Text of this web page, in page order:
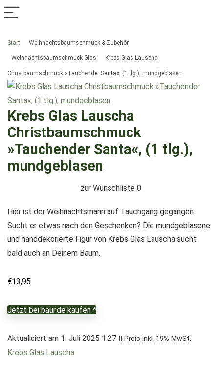
Start Weihnachtsbaumschmuck & Zubehör
Weihnachtsbaumschmuck Glas Krebs Glas Lauscha
Christbaumschmuck »Tauchender Santa«, (1 tlg.), mundgeblasen
Krebs Glas Lauscha
Christbaumschmuck
»Tauchender Santa«, (1 tlg.),
mundgeblasen
zur Wunschliste 0
Hier ist der Weihnachtsmann auf Tauchgang gegangen.
Sucht er etwas nach den Geschenken? Die mundgeblasene
und handdekorierte Figur von Krebs Glas Lauscha sucht
bald auch an Deinem Baum.
€13,95
Jetzt bei baur.de kaufen *
Aktualisiert am 1. Juli 2025 1:27 II Preis inkl. 19% MwSt.
Krebs Glas Lauscha